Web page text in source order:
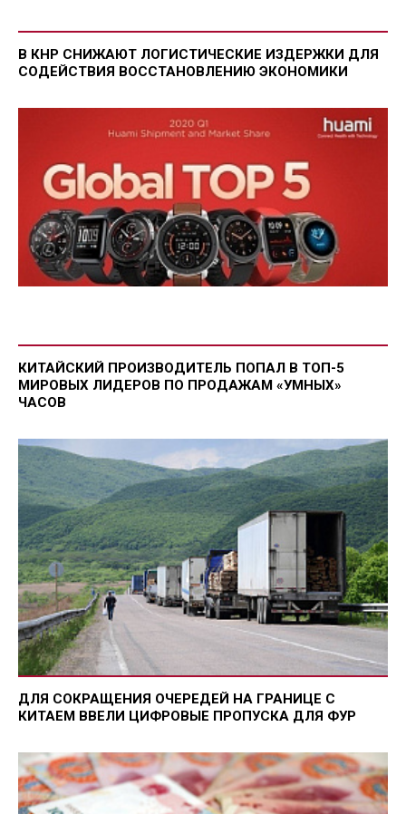
В КНР СНИЖАЮТ ЛОГИСТИЧЕСКИЕ ИЗДЕРЖКИ ДЛЯ
СОДЕЙСТВИЯ ВОССТАНОВЛЕНИЮ ЭКОНОМИКИ
КИТАЙСКИЙ ПРОИЗВОДИТЕЛЬ ПОПАЛ В ТОП-5
МИРОВЫХ ЛИДЕРОВ ПО ПРОДАЖАМ «УМНЫХ»
ЧАСОВ
ДЛЯ СОКРАЩЕНИЯ ОЧЕРЕДЕЙ НА ГРАНИЦЕ С
КИТАЕМ ВВЕЛИ ЦИФРОВЫЕ ПРОПУСКА ДЛЯ ФУР